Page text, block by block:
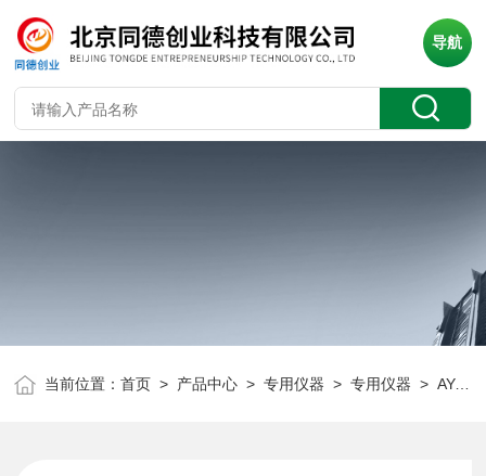
导航
当前位置：首页 > 产品中心 >专用仪器 >专用仪器 > AY-8微机奥亚膨胀度测定仪